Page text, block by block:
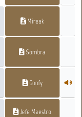
Miraak
Sombra
Goofy
Jefe Maestro